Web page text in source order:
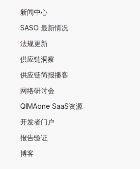
新闻中心
SASO 最新情况
法规更新
供应链洞察
供应链简报播客
网络研讨会
QIMAone SaaS资源
开发者门户
报告验证
博客